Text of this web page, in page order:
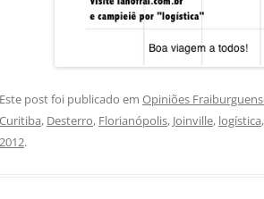
Este post foi publicado em Opiniões
Curitiba, Desterro, Florianópolis, Joinville, logística,
2012.